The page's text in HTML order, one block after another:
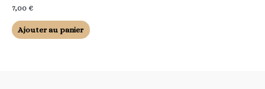
7,00 €
Ajouter au panier